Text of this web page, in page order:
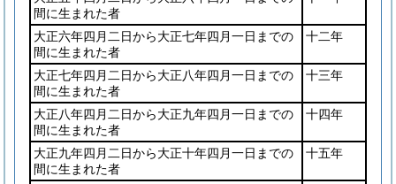
間に生まれた者
大正六年四月二日から大正七年四月一日までの
間に生まれた者
十二年
大正七年四月二日から大正八年四月一日までの
間に生まれた者
十三年
大正八年四月二日から大正九年四月一日までの
間に生まれた者
十四年
大正九年四月二日から大正十年四月一日までの
間に生まれた者
十五年